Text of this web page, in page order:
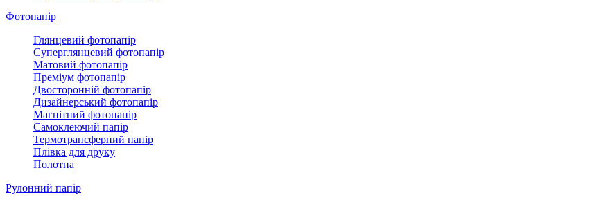
Фотопапір
Глянцевий фотопапір
Суперглянцевий фотопапір
Матовий фотопапір
Преміум фотопапір
Двосторонній фотопапір
Дизайнерський фотопапір
Магнітний фотопапір
Самоклеючий папір
Термотрансферний папір
Плівка для друку
Полотна
Рулонний папір